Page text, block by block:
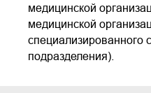
медицинской
медицинской
специализированного
подразделения).